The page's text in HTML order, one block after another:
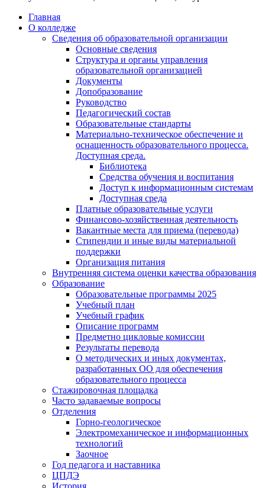
Главная
О колледже
Сведения об образовательной организации
Основные сведения
Структура и органы управления
образовательной организацией
Документы
Допобразование
Руководство
Педагогический состав
Образовательные стандарты
Материально-техническое обеспечение и
оснащенность образовательного процесса.
Доступная среда.
Библиотека
Средства обучения и воспитания
Доступ к информационным системам
Доступная среда
Платные образовательные услуги
Финансово-хозяйственная деятельность
Вакантные места для приема (перевода)
Стипендии и иные виды материальной
поддержки
Организация питания
Внутренняя система оценки качества образования
Образование
Образовательные программы 2025
Учебный план
Учебный график
Описание программ
Предметно цикловые комиссии
Результаты перевода
О методических и иных документах,
разработанных ОО для обеспечения
образовательного процесса
Стажировочная площадка
Часто задаваемые вопросы
Отделения
Горно-геологическое
Электромеханическое и информационных
технологий
Заочное
Год педагога и наставника
ЦПДЭ
История